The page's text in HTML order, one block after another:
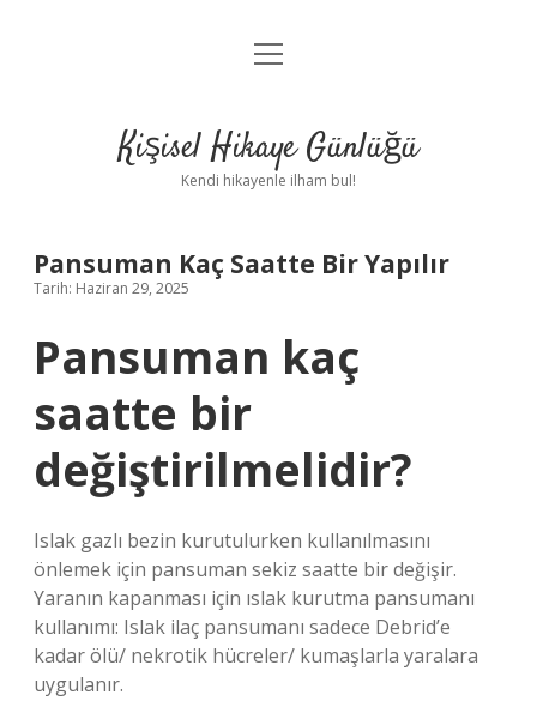
Anasayfa
Yasal Uyarı
menüyü
Kişisel Hikaye Günlüğü
Kendi hikayenle ilham bul!
Pansuman Kaç Saatte Bir Yapılır
Tarih: Haziran 29, 2025
Pansuman kaç
saatte bir
değiştirilmelidir?
Islak gazlı bezin kurutulurken kullanılmasını
önlemek için pansuman sekiz saatte bir değişir.
Yaranın kapanması için ıslak kurutma pansumanı
kullanımı: Islak ilaç pansumanı sadece Debrid’e
kadar ölü/ nekrotik hücreler/ kumaşlarla yaralara
uygulanır.